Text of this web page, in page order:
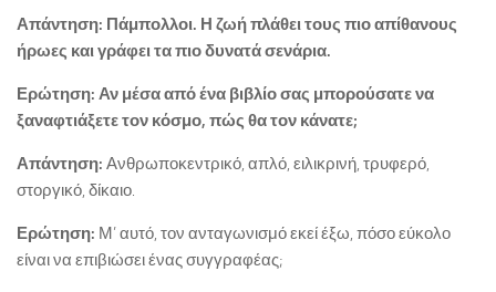
Απάντηση: Πάμπολλοι. Η ζωή πλάθει τους πιο απίθανους
ήρωες και γράφει τα πιο δυνατά σενάρια.
Ερώτηση: Αν μέσα από ένα βιβλίο σας μπορούσατε να
ξαναφτιάξετε τον κόσμο, πώς θα τον κάνατε;
Απάντηση: Ανθρωποκεντρικό, απλό, ειλικρινή, τρυφερό,
στοργικό, δίκαιο.
Ερώτηση: Μ’ αυτό, τον ανταγωνισμό εκεί έξω, πόσο εύκολο
είναι να επιβιώσει ένας συγγραφέας;